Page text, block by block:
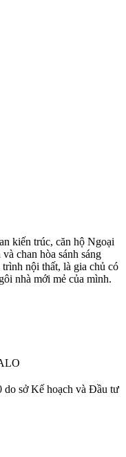
kiến trúc, căn hộ Ngoại
chan hòa sánh sáng
nội thất, là gia chủ có
nhà mới mẻ của mình.
sở Kế hoạch và Đầu tư